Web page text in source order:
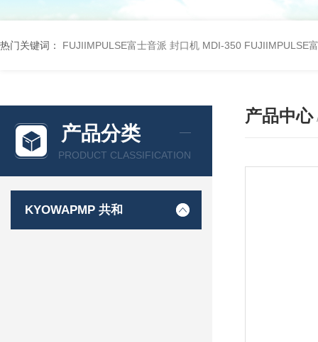
热门关键词： FUJIIMPULSE富士音派 封口机 MDI-350 FUJIIMPULSE
产品分类
PRODUCT CLASSIFICATION
KYOWAPMP 共和
产品中心